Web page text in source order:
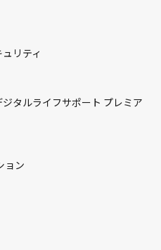
リティ
タルライフサポート プレミア
ョン